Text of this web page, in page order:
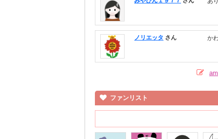
ノリエッタ さん か
ファンリスト